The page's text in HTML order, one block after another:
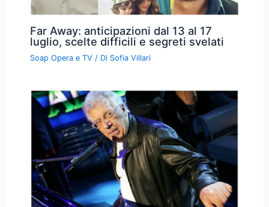
Far Away: anticipazioni dal 13 al 17
luglio, scelte difficili e segreti svelati
Soap Opera e TV / Di Sofia Villari